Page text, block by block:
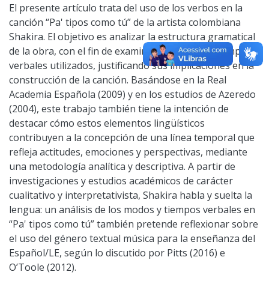
El presente artículo trata del uso de los verbos en la
canción “Pa' tipos como tú” de la artista colombiana
Shakira. El objetivo es analizar la estructura gramatical
de la obra, con el fin de examinar los modos y tiempos
verbales utilizados, justificando sus implicaciones en la
construcción de la canción. Basándose en la Real
Academia Española (2009) y en los estudios de Azeredo
(2004), este trabajo también tiene la intención de
destacar cómo estos elementos lingüísticos
contribuyen a la concepción de una línea temporal que
refleja actitudes, emociones y perspectivas, mediante
una metodología analítica y descriptiva. A partir de
investigaciones y estudios académicos de carácter
cualitativo y interpretativista, Shakira habla y suelta la
lengua: un análisis de los modos y tiempos verbales en
“Pa' tipos como tú” también pretende reflexionar sobre
el uso del género textual música para la enseñanza del
Español/LE, según lo discutido por Pitts (2016) e
O’Toole (2012).